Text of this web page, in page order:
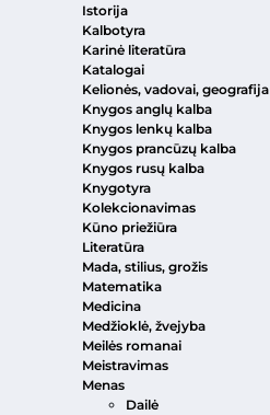
Istorija
Kalbotyra
Karinė literatūra
Katalogai
Kelionės, vadovai, geografija
Knygos anglų kalba
Knygos lenkų kalba
Knygos prancūzų kalba
Knygos rusų kalba
Knygotyra
Kolekcionavimas
Kūno priežiūra
Literatūra
Mada, stilius, grožis
Matematika
Medicina
Medžioklė, žvejyba
Meilės romanai
Meistravimas
Menas
Dailė